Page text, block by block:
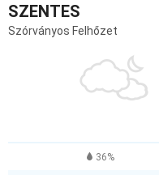
SZENTES
Szórványos Felhőzet
36%